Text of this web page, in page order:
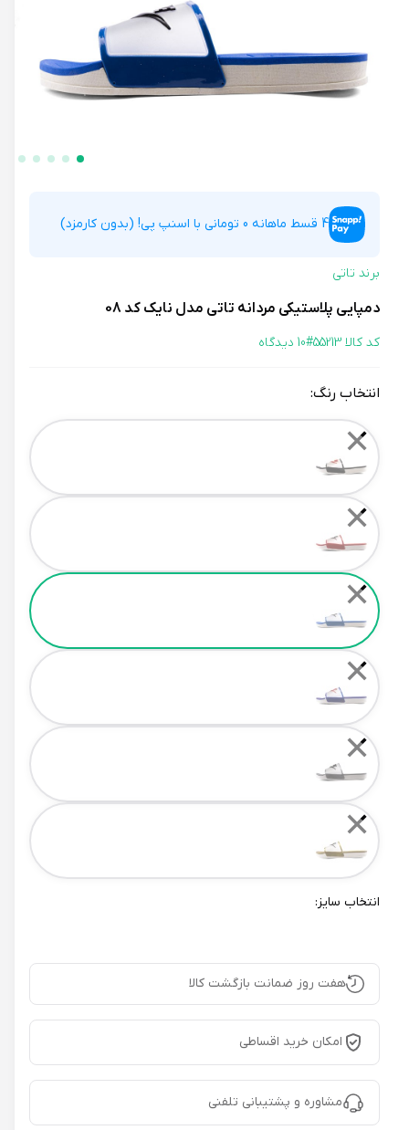
4 قسط ماهانه 0 تومانی با اسنپ پی! (بدون کارمزد)
برند تاتی
دمپایی پلاستیکی مردانه تاتی مدل نایک کد 08
کد کالا 55213# 10 دیدگاه
انتخاب رنگ:
Color
✕
✕
✕
✕
✕
✕
انتخاب سایز:
هفت روز ضمانت بازگشت کالا
امکان خرید اقساطی
مشاوره و پشتیبانی تلفنی